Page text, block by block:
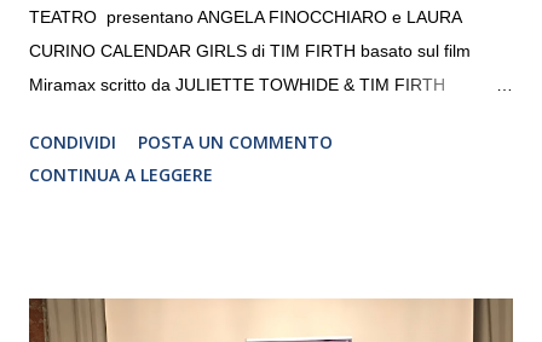
TEATRO presentano ANGELA FINOCCHIARO e LAURA
CURINO CALENDAR GIRLS di TIM FIRTH basato sul film
Miramax scritto da JULIETTE TOWHIDE & TIM FIRTH
CRISTINA PEZZOLI
CONDIVIDI
POSTA UN COMMENTO
CONTINUA A LEGGERE